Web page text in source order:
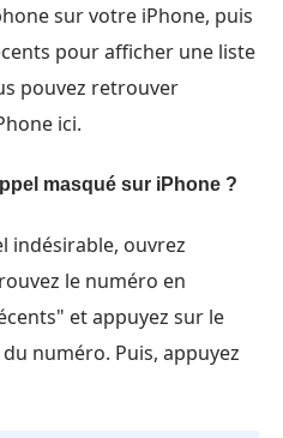
sur votre iPhone, puis
pour afficher une liste
pouvez retrouver
ici.
masqué sur iPhone ?
indésirable, ouvrez
le numéro en
et appuyez sur le
numéro. Puis, appuyez